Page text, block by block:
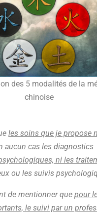
des 5 modalités de la
chinoise
les soins que je propose
aucun cas les diagnostics
ni les
ou les suivis
de mentionner que pour
le suivi par un